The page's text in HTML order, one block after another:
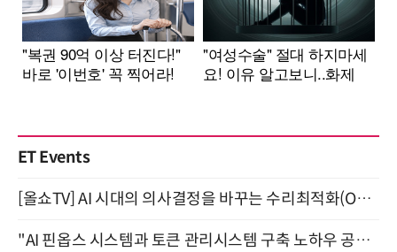
ET Events
[올쇼TV] AI 시대의 의사결정을 바꾸는 수리최적화(Optimization) 소개 (8/20 생방송)
"AI 핀옵스 시스템과 토큰 관리시스템 구축 노하우 공개" 잠실 한국광고문화회관 2층 대회의실 (8/21)